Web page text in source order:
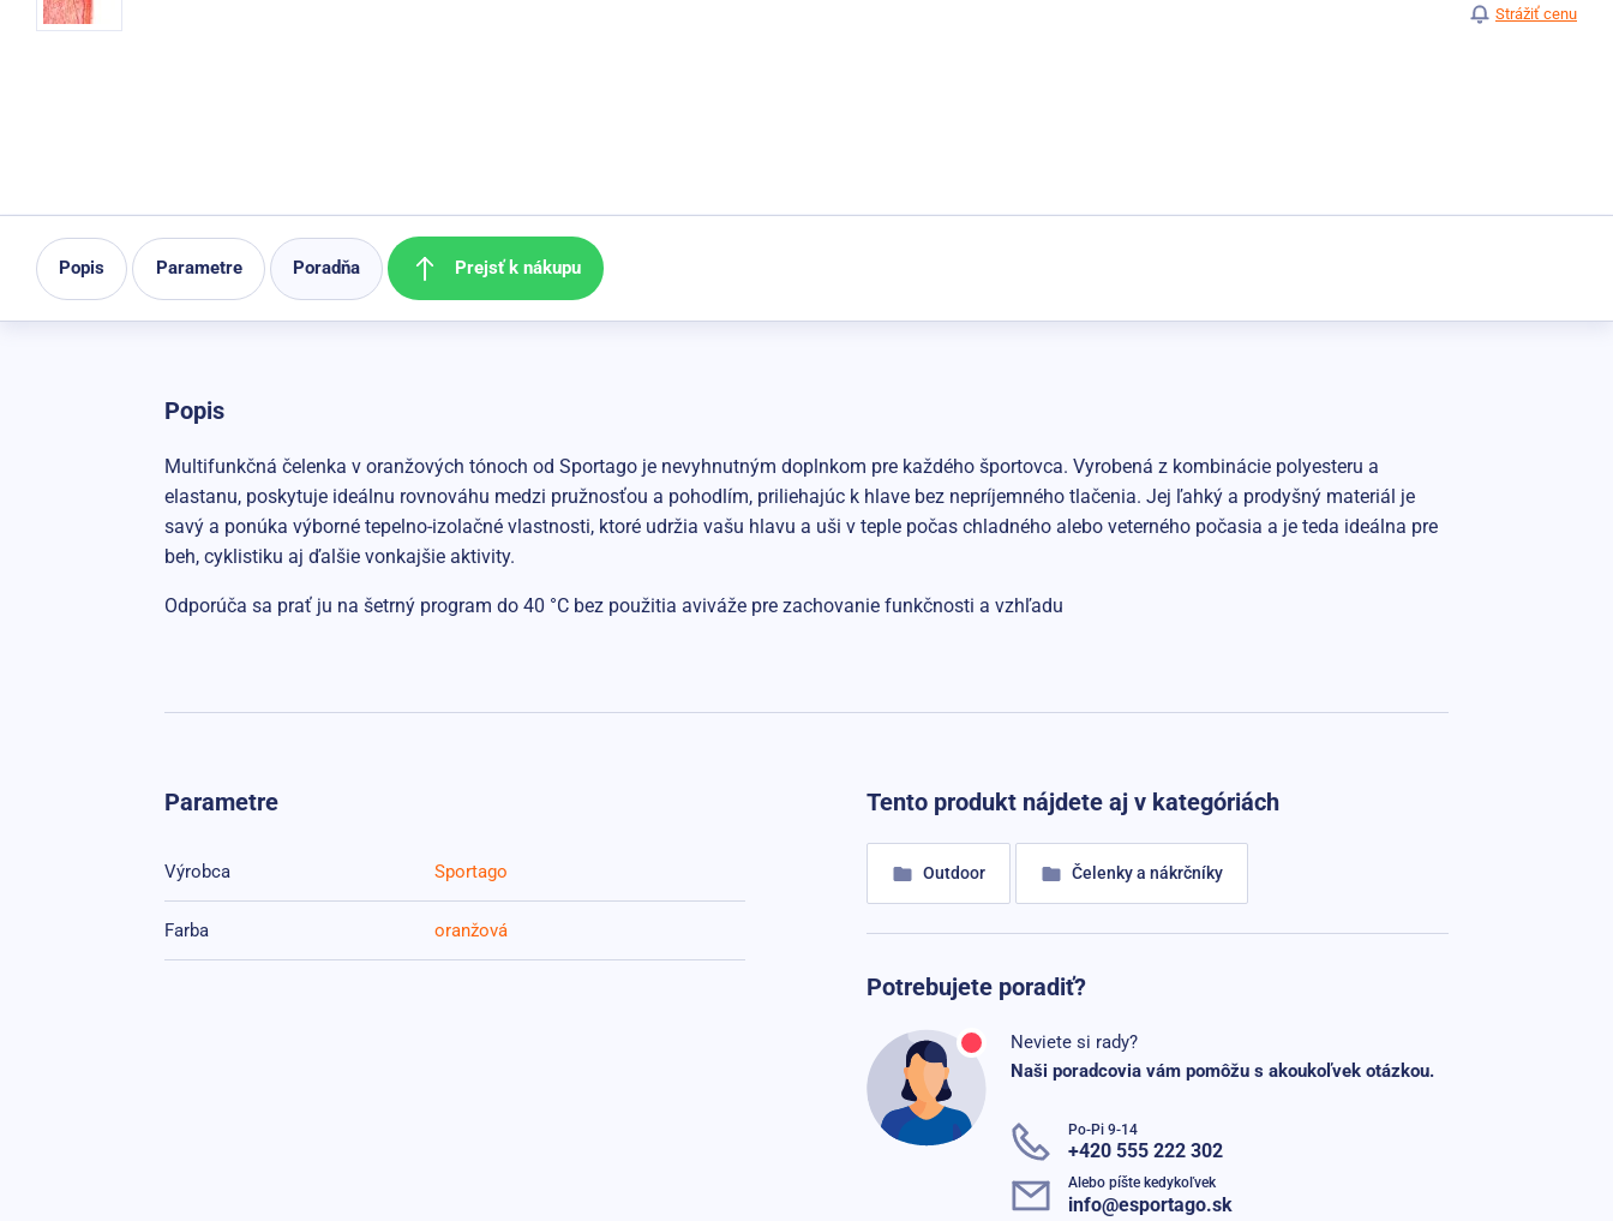
Strážiť cenu
Popis Parametre Poradňa Prejsť k nákupu
Popis
Multifunkčná čelenka v oranžových tónoch od Sportago je nevyhnutným doplnkom pre každého športovca. Vyrobená z kombinácie polyesteru a
elastanu, poskytuje ideálnu rovnováhu medzi pružnosťou a pohodlím, priliehajúc k hlave bez nepríjemného tlačenia. Jej ľahký a prodyšný materiál je
savý a ponúka výborné tepelno-izolačné vlastnosti, ktoré udržia vašu hlavu a uši v teple počas chladného alebo veterného počasia a je teda ideálna pre
beh, cyklistiku aj ďalšie vonkajšie aktivity.
Odporúča sa prať ju na šetrný program do 40 °C bez použitia aviváže pre zachovanie funkčnosti a vzhľadu
Parametre
Výrobca Sportago
Farba oranžová
Tento produkt nájdete aj v kategóriách
Outdoor Čelenky a nákrčníky
Potrebujete poradiť?
Neviete si rady?
Naši poradcovia vám pomôžu s akoukoľvek otázkou.
Po-Pi 9-14
+420 555 222 302
Alebo píšte kedykoľvek
info@esportago.sk